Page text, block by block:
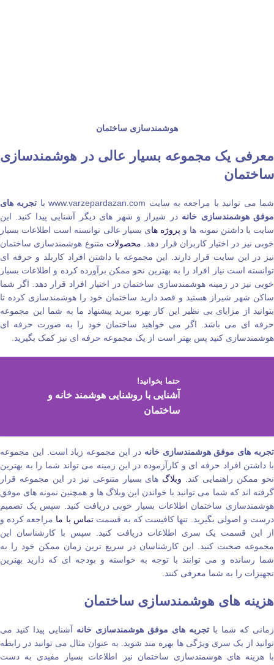
هوشمندسازی ساختمان
معرفی یک مجموعه بسیار عالی در هوشمندسازی
ساختمان
شما می‌ توانید با مراجعه به سایت www.varzepardazan.com با
تجربه‌ های
موفق هوشمندسازی خانه در شیراز و شهر های دیگر آشنایی پیدا کنید. این
سایت با داشتن نمونه‌ ها و پروژه‌ های بسیار عالی توانسته است اطلاعات بسیار
خوبی نیز در اختیار کاربران قرار دهد. محصولات متنوع هوشمندسازی ساختمان
نیز در این سایت قرار دارند. این مجموعه با داشتن افراد کاربلد و حرفه‌ ای
توانسته است نیاز افراد را به بهترین نحو ممکن برآورده کرده و اطلاعات بسیار
خوبی نیز در زمینه هوشمندسازی ساختمان در اختیار افراد قرار دهد. اگر شما
ساکن شهر شیراز هستید و قصد دارید ساختمان خود را هوشمندسازی کرده تا
بتوانید از مزایای بی‌ نظیر این کار بهره ببرید پیشنهاد ما به شما این مجموعه
حرفه‌ ای می‌ باشد‌. اگر می‌ خواهید ساختمان خود را به صورت حرفه‌ ای
هوشمندسازی کنید پس بهتر است از یک مجموعه حرفه‌ ای نیز کمک بگیرید.
حتما بخوانید!
آشنایی با روشنایی هوشمند خانه و
ساختمان
تجربه‌ های موفق هوشمندسازی خانه در این مجموعه زیاد است. این مجموعه
با داشتن افراد حرفه‌ ای و کارآزموده در این زمینه می‌ تواند شما را به بهترین
نحو ممکن راهنمایی کند. وبلاگ ‌ های بسیار متنوعی نیز در این مجموعه قرار
گرفته اند که شما می‌ توانید با خواندن این وبلاگ‌ ها و همچنین نمونه‌ های موفق
هوشمندسازی ساختمان اطلاعات بسیار خوبی دریافت کنید. سپس یک تصمیم
درست و اصولی بگیرید. تنها کافیست که به قسمتتماس با ما مراجعه کرده و
از این قسمت یک سری اطلاعات دریافت کنید. سپس با کارشناسان این
مجموعه صحبت کنید. این کارشناسان در سریع‌ ترین زمان ممکن خود را به
شما رسانده و می‌ توانند با توجه به خواسته و بودجه‌ ای که دارید بهترین
تجهیزات را به شما معرفی کنند.
هزینه‌ های هوشمندسازی ساختمان
زمانی که شما با تجربه‌ های موفق هوشمندسازی خانه آشنایی پیدا کنید می‌
توانید از یک سری ویژگی‌ ها بهره‌ مند شوید. به عنوان مثال می‌ توانید در رابطه
با هزینه‌ های هوشمندسازی ساختمان نیز اطلاعات بسیار مفیدی به دست